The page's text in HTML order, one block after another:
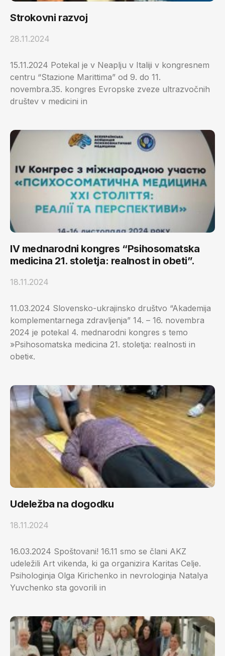
Strokovni razvoj
28.11.2024
15.11.2024 Potekal je v Neaplju v Italiji v kongresnem
centru “Stazione Marittima” od 9. do 11.
novembra.35. kongres Evropske zveze ultrazvočnih
društev v medicini in
IV mednarodni kongres “Psihosomatska
medicina 21. stoletja: realnost in obeti”.
18.11.2024
11.03.2024 Slovensko-ukrajinsko društvo “Akademija
komplementarnega zdravljenja” 14. – 16. novembra
2024 je potekal 4. mednarodni kongres s temo
»Psihosomatska medicina 21. stoletja: realnosti in
obeti«.
Udeležba na dogodku
18.11.2024
16.03.2024 Spoštovani! 16.11 smo se člani AKZ
udeležili Art vikenda, ki ga organizira Karitas Celje.
Psihologinja Olga Kirichenko in nevrologinja Natalya
Yuvchenko sta govorili in